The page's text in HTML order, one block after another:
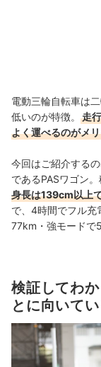
電動三輪自転車は
低いのが特徴。
走
よく運べるのがメ
今回はご紹介する
であるPASワゴン
身長は139cm以上
で、4時間でフル充
77km・強モードで
検証してわ
とに向いて